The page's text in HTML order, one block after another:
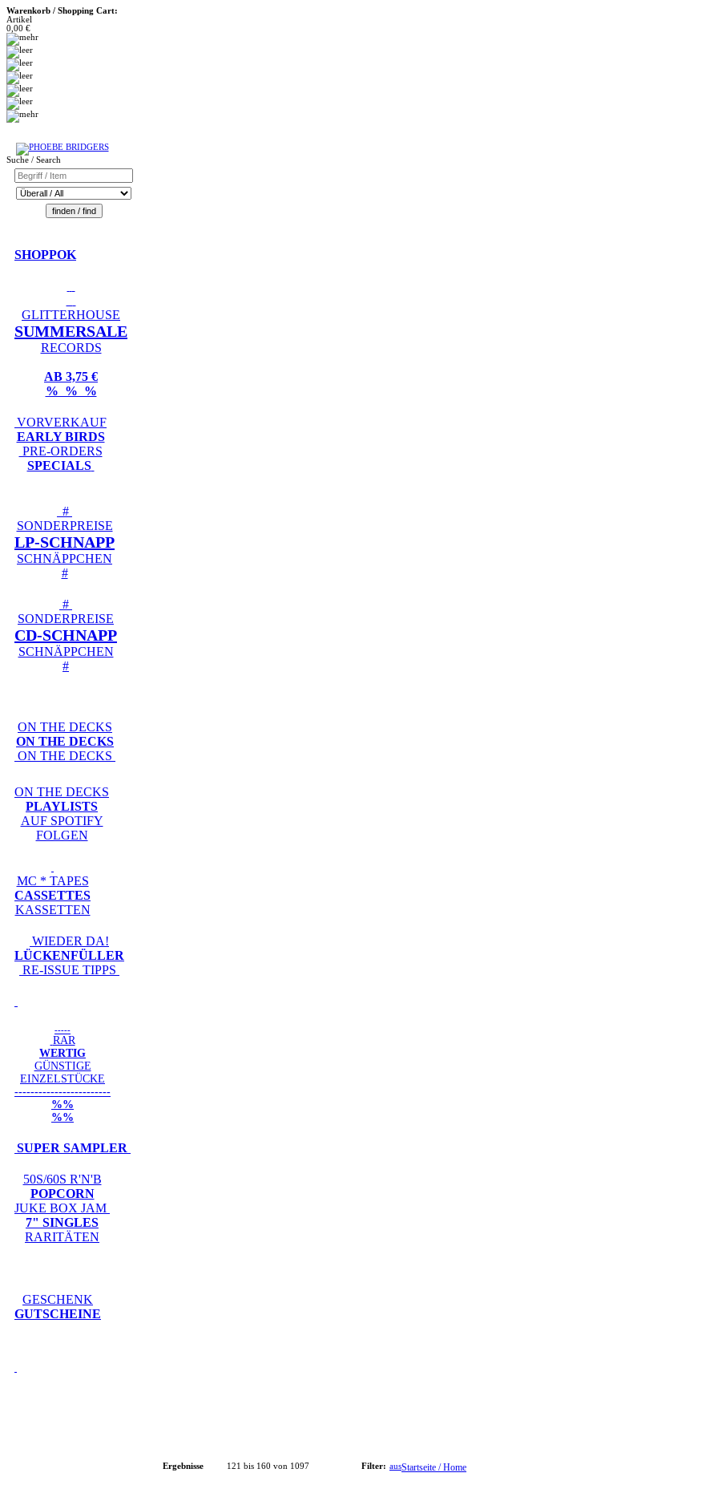
Warenkorb / Shopping Cart:
Artikel
0,00 €
Suche / Search
SHOPPOK
GLITTERHOUSE
SUMMERSALE
RECORDS
AB 3,75 €
% % %
VORVERKAUF
EARLY BIRDS
PRE-ORDERS
SPECIALS
#
SONDERPREISE
LP-SCHNAPP
SCHNÄPPCHEN
#
#
SONDERPREISE
CD-SCHNAPP
SCHNÄPPCHEN
#
ON THE DECKS
ON THE DECKS
ON THE DECKS
ON THE DECKS
PLAYLISTS
AUF SPOTIFY
FOLGEN
MC * TAPES
CASSETTES
KASSETTEN
WIEDER DA!
LÜCKENFÜLLER
RE-ISSUE TIPPS
-----
RAR
WERTIG
GÜNSTIGE
EINZELSTÜCKE
------------------------
%%
%%
SUPER SAMPLER
50S/60S R'N'B
POPCORN
JUKE BOX JAM
7" SINGLES
RARITÄTEN
GESCHENK
GUTSCHEINE
Ergebnisse 121 bis 160 von 1097 Filter: ausStartseite / Home